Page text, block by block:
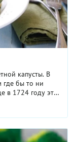
капусты. В
где бы то ни
в 1724 году это